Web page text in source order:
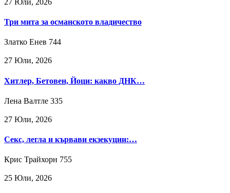
Три мита за османското владичество
Златко Енев 744
27 Юли, 2026
Хитлер, Бетовен, Йоци: какво ДНК…
Лена Валтле 335
27 Юли, 2026
Секс, легла и кървави екзекуции:…
Крис Трайхорн 755
25 Юли, 2026